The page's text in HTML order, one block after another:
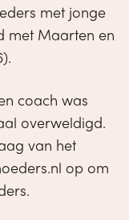
met jonge
met Maarten en
coach was
overweldigd.
van het
op om